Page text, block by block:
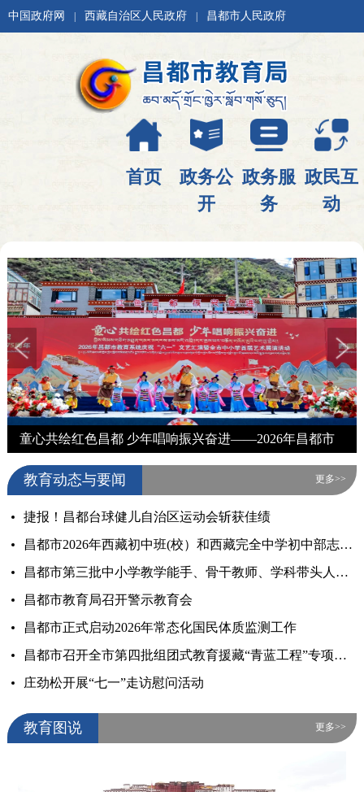
中国政府网 西藏自治区人民政府 昌都市人民政府
首页
政务公
开
政务服
务
政民互
动
童心共绘红色昌都 少年唱响振兴奋进——2026年昌都市教育系统庆祝“六一”系列活动暨全市中小学首届艺术展演顺利举办
教育动态与要闻 更多>>
捷报！昌都台球健儿自治区运动会斩获佳绩
昌都市2026年西藏初中班(校）和西藏完全中学初中部志愿填报最低控制分数线公布
昌都市第三批中小学教学能手、骨干教师、学科带头人评选工作圆满结束
昌都市教育局召开警示教育会
昌都市正式启动2026年常态化国民体质监测工作
昌都市召开全市第四批组团式教育援藏“青蓝工程”专项督导检查汇报会
庄劲松开展“七一”走访慰问活动
教育图说 更多>>